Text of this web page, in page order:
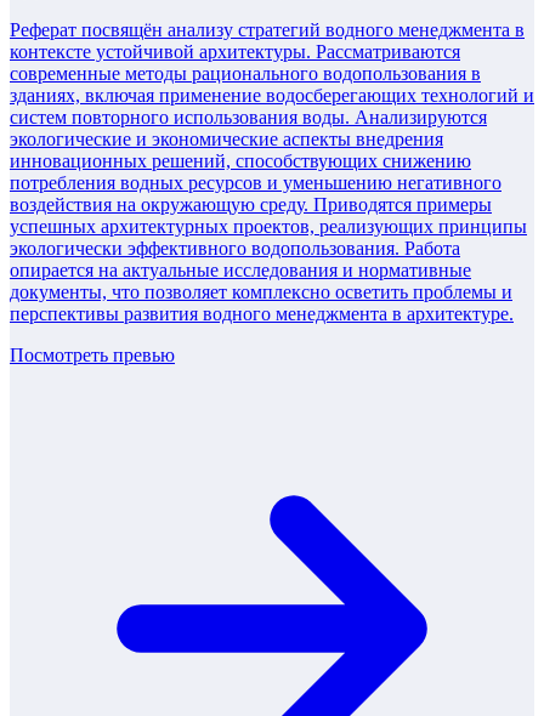
Реферат посвящён анализу стратегий водного менеджмента в
контексте устойчивой архитектуры. Рассматриваются
современные методы рационального водопользования в
зданиях, включая применение водосберегающих технологий и
систем повторного использования воды. Анализируются
экологические и экономические аспекты внедрения
инновационных решений, способствующих снижению
потребления водных ресурсов и уменьшению негативного
воздействия на окружающую среду. Приводятся примеры
успешных архитектурных проектов, реализующих принципы
экологически эффективного водопользования. Работа
опирается на актуальные исследования и нормативные
документы, что позволяет комплексно осветить проблемы и
перспективы развития водного менеджмента в архитектуре.
Посмотреть превью